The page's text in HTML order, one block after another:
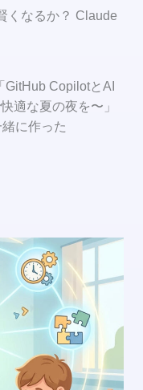
くなるか？ Claude
CopilotとAI
適な夏の夜を〜」
に作った